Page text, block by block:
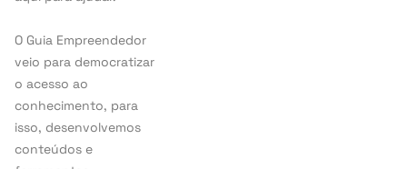
O Guia Empreendedor
veio para democratizar
o acesso ao
conhecimento, para
isso, desenvolvemos
conteúdos e